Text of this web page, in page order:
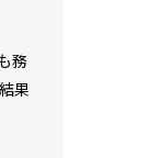
務
果